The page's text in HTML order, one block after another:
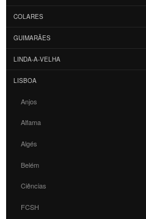
COLARES
GUIMARÃES
LINDA-A-VELHA
LISBOA
Anjos
Alfama
Algés
Belém
Ciências
FCSH